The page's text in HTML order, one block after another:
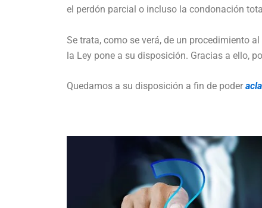
el perdón parcial o incluso la condonación
Se trata, como se verá, de un procedimiento
la Ley pone a su disposición. Gracias a ello,
Quedamos a su disposición a fin de poder